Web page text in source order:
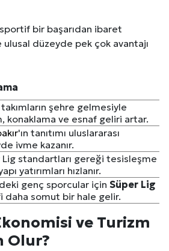
bir başarıdan ibaret
düzeyde pek çok avantajı
takımların şehre gelmesiyle
konaklama ve esnaf geliri artar.
'ın tanıtımı uluslararası
ivme kazanır.
Lig standartları gereği tesisleşme
yatırımları hızlanır.
genç sporcular için Süper Lig
daha somut bir hale gelir.
ve Turizm
Olur?